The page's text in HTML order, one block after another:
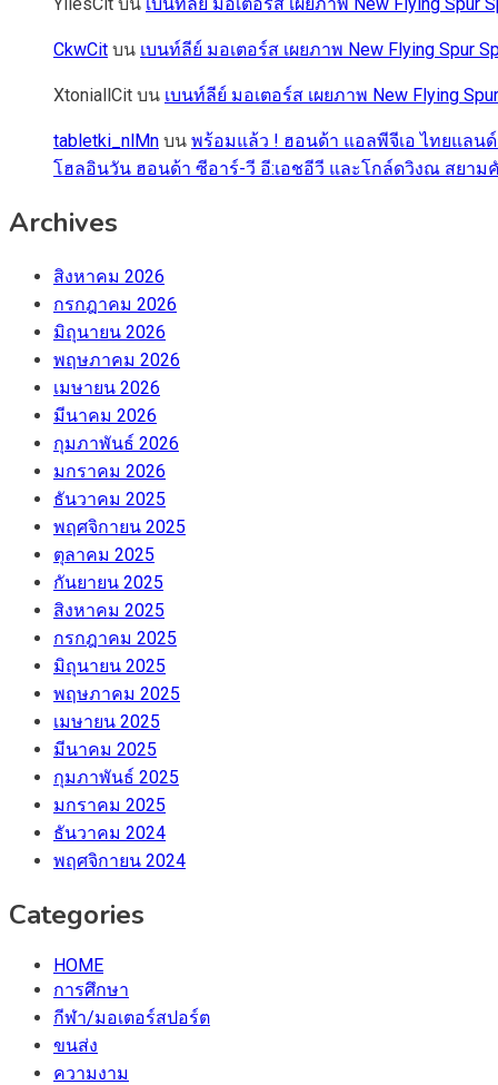
YliesCit บน เบนท์ลีย์ มอเตอร์ส เผยภาพ New Flying
CkwCit บน เบนท์ลีย์ มอเตอร์ส เผยภาพ New Flying Spur
XtoniallCit บน เบนท์ลีย์ มอเตอร์ส เผยภาพ New Flying
tabletki_nlMn บน พร้อมแล้ว ! ฮอนด้า แอลพีจีเอ ไทยแลนด์
โฮลอินวัน ฮอนด้า ซีอาร์-วี อี:เอชอีวี และโกล์ดวิงณ สยา
Archives
สิงหาคม 2026
กรกฎาคม 2026
มิถุนายน 2026
พฤษภาคม 2026
เมษายน 2026
มีนาคม 2026
กุมภาพันธ์ 2026
มกราคม 2026
ธันวาคม 2025
พฤศจิกายน 2025
ตุลาคม 2025
กันยายน 2025
สิงหาคม 2025
กรกฎาคม 2025
มิถุนายน 2025
พฤษภาคม 2025
เมษายน 2025
มีนาคม 2025
กุมภาพันธ์ 2025
มกราคม 2025
ธันวาคม 2024
พฤศจิกายน 2024
Categories
HOME
การศึกษา
กีฬา/มอเตอร์สปอร์ต
ขนส่ง
ความงาม